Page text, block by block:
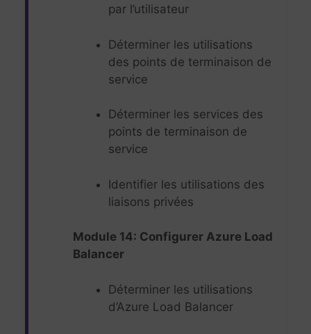
par l’utilisateur
Déterminer les utilisations
des points de terminaison de
service
Déterminer les services des
points de terminaison de
service
Identifier les utilisations des
liaisons privées
Module 14: Configurer Azure Load
Balancer
Déterminer les utilisations
d’Azure Load Balancer